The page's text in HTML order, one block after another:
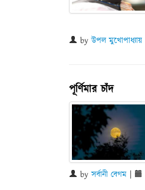
byউপল মুখোপাধ্যায়
পূর্ণিমার চাঁদ
byসর্বানী বেগম |